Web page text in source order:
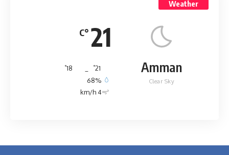
Weather
21
°C
Amman
Clear Sky
21
°
18
°
68%
4 km/h